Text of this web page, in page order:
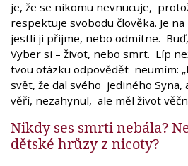
je, že se nikomu nevnucuje,
respektuje svobodu člověka. Je
jestli ji přijme, nebo odmítne.
Vyber si – život, nebo smrt. Líp
tvou otázku odpovědět neumím:
svět, že dal svého jediného Syna,
věří, nezahynul, ale měl život
Nikdy ses smrti nebála?
dětské hrůzy z nicoty?